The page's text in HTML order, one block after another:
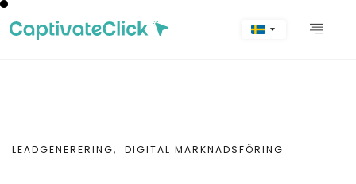
LEADGENERERING, DIGITAL MARKNADSFÖRING